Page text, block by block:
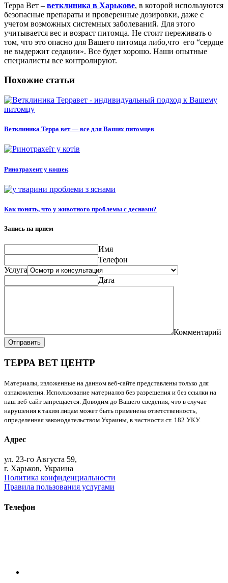
Терра Вет – ветклиника в Харькове, в которой используются
безопасные препараты и проверенные дозировки, даже с
учетом возможных системных заболеваний. Для этого
учитывается вес и возраст питомца. Не стоит переживать о
том, что это опасно для Вашего питомца либо,что его “сердце
не выдержит седации». Все будет хорошо. Наши опытные
специалисты все контролируют.
Похожие статьи
Ветклиника Терра вет — все для Ваших питомцев
Ринотрахеит у кошек
Как понять, что у животного проблемы с деснами?
Запись на прием
Имя
Телефон
Услуга
Дата
Комментарий
Отправить
ТЕРРА ВЕТ ЦЕНТР
Материалы, изложенные на данном веб-сайте представлены только для
ознакомления. Использование материалов без разрешения и без ссылки на
наш веб-сайт запрещается. Доводим до Вашего сведения, что в случае
нарушения к таким лицам может быть применена ответственность,
определенная законодательством Украины, в частности ст. 182 УКУ.
Адрес
ул. 23-го Августа 59,
г. Харьков, Украина
Политика конфиденциальности
Правила пользования услугами
Телефон